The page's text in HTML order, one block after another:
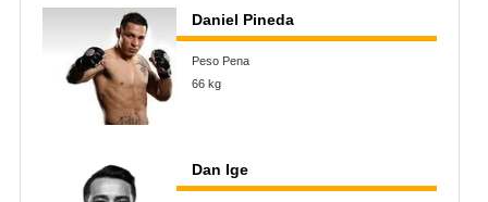
Daniel Pineda
Peso Pena
66 kg
Dan Ige